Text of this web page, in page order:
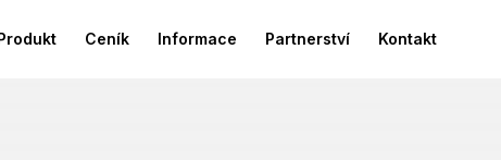
Ceník Informace Partnerství Kontakt